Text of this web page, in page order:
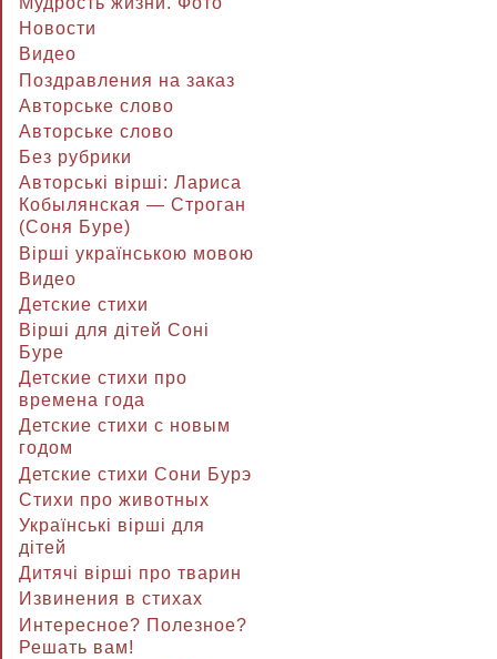
Новости
Видео
Поздравления на заказ
Авторське слово
Авторське слово
Без рубрики
Авторські вірші: Лариса
Кобылянская — Строган
(Соня Буре)
Вірші українською мовою
Видео
Детские стихи
Вірші для дітей Соні
Буре
Детские стихи про
времена года
Детские стихи с новым
годом
Детские стихи Сони Бурэ
Стихи про животных
Українські вірші для
дітей
Дитячі вірші про тварин
Извинения в стихах
Интересное? Полезное?
Решать вам!